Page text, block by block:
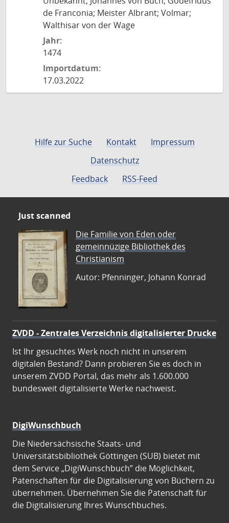
de Franconia; Meister Albrant; Volmar;
Walthisar von der Wage
Jahr:
1474
Importdatum:
17.03.2022
Hilfe zur Suche Kontakt
Impressum
Datenschutz
Feedback
RSS-Feed
Just scanned
Die Familie von Eden oder
gemeinnüzige Bibliothek des
Christianism
Autor: Pfenninger, Johann Konrad
ZVDD - Zentrales Verzeichnis digitalisierter Drucke
Ist Ihr gesuchtes Werk noch nicht in unserem
digitalen Bestand? Dann probieren Sie es doch in
unserem ZVDD Portal, das mehr als 1.600.000
bundesweit digitalisierte Werke nachweist.
DigiWunschbuch
Die Niedersächsische Staats- und
Universitätsbibliothek Göttingen (SUB) bietet mit
dem Service „DigiWunschbuch” die Möglichkeit,
Patenschaften für die Digitalisierung von Büchern zu
übernehmen. Übernehmen Sie die Patenschaft für
die Digitalisierung Ihres Wunschbuches.